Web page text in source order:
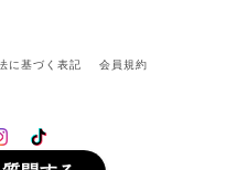
に基づく表記 会員規約